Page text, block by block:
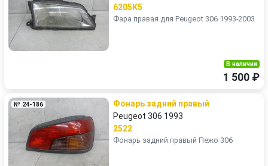
6205K5
Фара правая для Peugeot 306 1993-2003
В наличии
1 500 ₽
№ 24-186
Фонарь задний правый
Peugeot 306 1993
2522
Фонарь задний правый Пежо 306